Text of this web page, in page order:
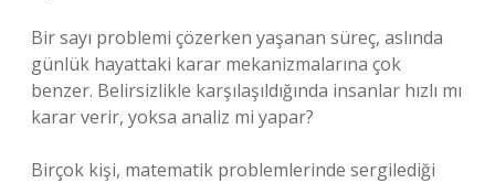
Bir sayı problemi çözerken yaşanan süreç, aslında
günlük hayattaki karar mekanizmalarına çok
benzer. Belirsizlikle karşılaşıldığında insanlar hızlı mı
karar verir, yoksa analiz mi yapar?
Birçok kişi, matematik problemlerinde sergilediği